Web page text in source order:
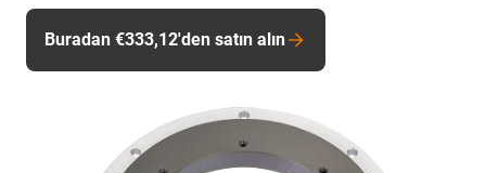
Buradan €333,12'den satın alın